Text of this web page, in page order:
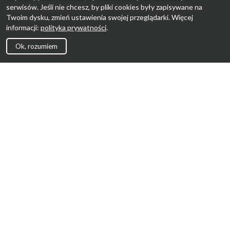
serwisów. Jeśli nie chcesz, by pliki cookies były zapisywane na
Twoim dysku, zmień ustawienia swojej przeglądarki. Więcej
informacji: polityka prywatności.
Ok, rozumiem